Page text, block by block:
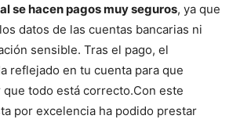
se hacen pagos muy seguros, ya que
datos de las cuentas bancarias ni
sensible. Tras el pago, el
reflejado en tu cuenta para que
que todo está correcto.Con este
por excelencia ha podido prestar